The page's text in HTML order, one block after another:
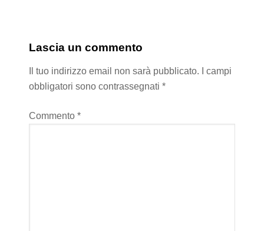
Lascia un commento
Il tuo indirizzo email non sarà pubblicato.
I campi
obbligatori sono contrassegnati *
Commento *